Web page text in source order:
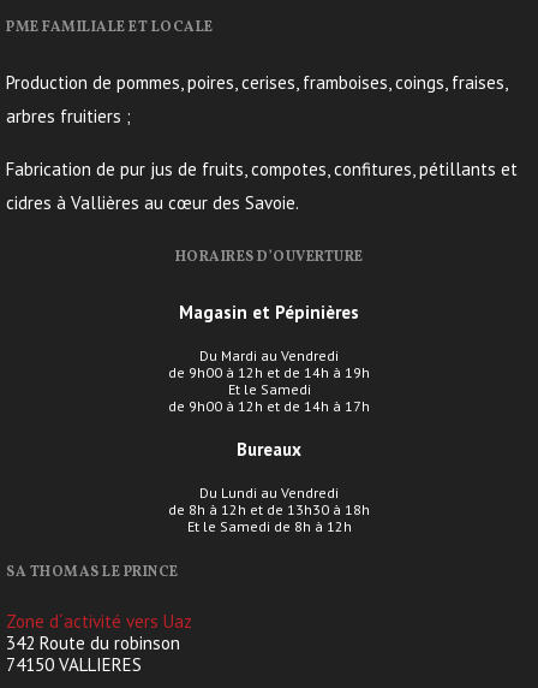
PME FAMILIALE ET LOCALE
Production de pommes, poires, cerises, framboises, coings, fraises,
arbres fruitiers ;
Fabrication de pur jus de fruits, compotes, confitures, pétillants et
cidres à Vallières au cœur des Savoie.
HORAIRES D’OUVERTURE
Magasin et Pépinières
Du Mardi au Vendredi
de 9h00 à 12h et de 14h à 19h
Et le Samedi
de 9h00 à 12h et de 14h à 17h
Bureaux
Du Lundi au Vendredi
de 8h à 12h et de 13h30 à 18h
Et le Samedi de 8h à 12h
SA THOMAS LE PRINCE
Zone d´activité vers Uaz
342 Route du robinson
74150 VALLIERES